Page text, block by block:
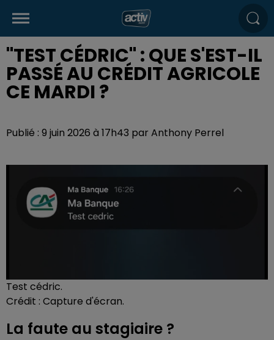
"TEST CÉDRIC" : QUE S'EST-IL
PASSÉ AU CRÉDIT AGRICOLE
CE MARDI ?
Publié : 9 juin 2026 à 17h43 par Anthony Perrel
Test cédric.
Crédit : Capture d'écran.
La faute au stagiaire ?